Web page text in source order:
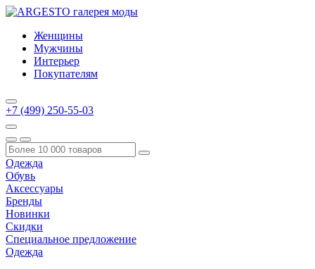
Женщины
Мужчины
Интерьер
Покупателям
+7 (499) 250-55-03
Одежда
Обувь
Аксессуары
Бренды
Новинки
Скидки
Специальное предложение
Одежда